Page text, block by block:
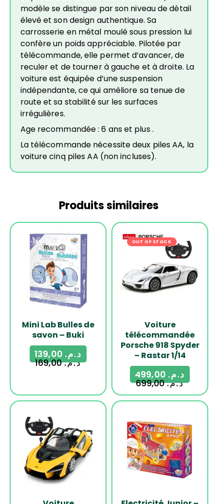
modèle se distingue par son niveau de détail
élevé et son design authentique. Sa
carrosserie en métal moulé sous pression lui
confère un poids appréciable. Pilotée par
télécommande, elle permet d’avancer, de
reculer et de tourner à gauche et à droite. La
voiture est équipée d’une suspension
indépendante, ce qui améliore sa tenue de
route et sa stabilité sur les surfaces
irrégulières.
Age recommandée : 6 ans et plus .
La télécommande nécessite deux piles AA, la
voiture cinq piles AA (non incluses).
Produits similaires
-18%
Mini Lab Bulles de
savon – Buki
د.م.169,00
د.م.
OUT OF STOCK -29%
Voiture
télécommandée
Porsche 918 Spyder
– Rastar 1/14
د.م.699,00
د.م.
-29% -17%